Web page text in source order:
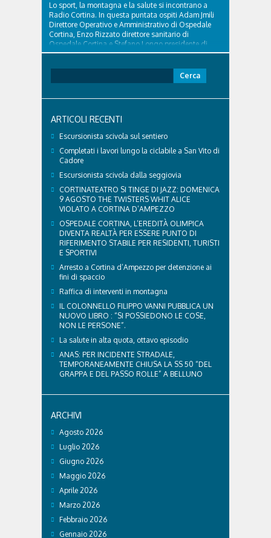
Lo sport, la montagna e la salute si incontrano a
Radio Cortina. In questa puntata ospiti Adam Jmili
Direttore Operativo e Amministrativo di Ospedale
Cortina, Enzo Rizzato direttore sanitario di
Ospedale Cortina e Stefano Longo presidente di
Fondazione Cortina. GVM Care & Research –...
per:
ARTICOLI RECENTI
Escursionista scivola sul sentiero
Completati i lavori lungo la ciclabile a San Vito di
Cadore
Escursionista scivola dalla seggiovia
CORTINATEATRO SI TINGE DI JAZZ: DOMENICA
9 AGOSTO THE TWISTERS WHIT ALICE
VIOLATO A CORTINA D’AMPEZZO
OSPEDALE CORTINA, L’EREDITÀ OLIMPICA
DIVENTA REALTÀ PER ESSERE PUNTO DI
RIFERIMENTO STABILE PER RESIDENTI, TURISTI
E SPORTIVI
Arresto a Cortina d’Ampezzo per detenzione ai
fini di spaccio
Raffica di interventi in montagna
IL COLONNELLO FILIPPO VANNI PUBBLICA UN
NUOVO LIBRO : “SI POSSIEDONO LE COSE,
NON LE PERSONE”.
La salute in alta quota, ottavo episodio
ANAS: PER INCIDENTE STRADALE,
TEMPORANEAMENTE CHIUSA LA SS 50 “DEL
GRAPPA E DEL PASSO ROLLE” A BELLUNO
ARCHIVI
Agosto 2026
Luglio 2026
Giugno 2026
Maggio 2026
Aprile 2026
Marzo 2026
Febbraio 2026
Gennaio 2026